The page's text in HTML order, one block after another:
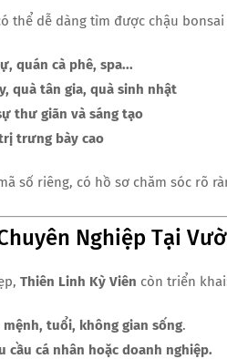
thể dễ dàng tìm được chậu
quán cà phê, spa...
quà tân gia, quà sinh nhật
thư giãn và sáng tạo
trưng bày cao
số riêng, có hồ sơ chăm sóc rõ
Nghiệp Tại
Thiên Linh Kỳ Viên còn triển
tuổi, không gian sống.
cầu cá nhân hoặc doanh nghiệp.